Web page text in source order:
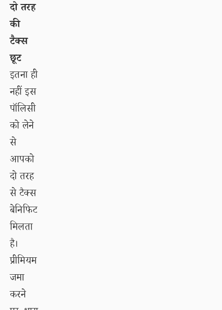
दो तरह
की
टैक्स
छूट
इतना ही
नहीं इस
पॉलिसी
को लेने
से
आपको
दो तरह
से टैक्स
बेनिफिट
मिलता
है।
प्रीमियम
जमा
करने